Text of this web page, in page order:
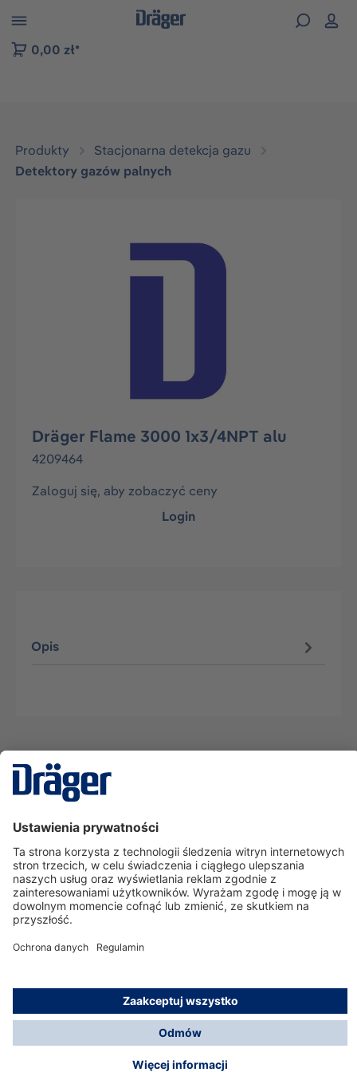
do nawigacji na platformie B2B
0,00 zł*
Produkty
Stacjonarna detekcja gazu
Detektory gazów palnych
Pomiń galerię zdjęć
Dräger Flame 3000 1x3/4NPT alu
4209464
Zaloguj się, aby zobaczyć ceny
Login
Opis
Serwisowa linia hotline
O nas
Korzystanie ze sklepu
© Dräger Polska Sp. z o.o., 2025
*Wszystkie ceny bez VAT, na warunkach opisanych w